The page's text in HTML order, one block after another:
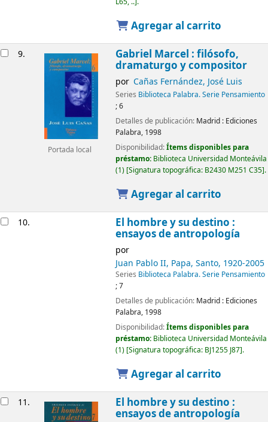
Agregar al carrito
9.
Portada local
Gabriel Marcel : filósofo,
dramaturgo y compositor
por Cañas Fernández, José Luis
Series Biblioteca Palabra. Serie Pensamiento
; 6
Detalles de publicación: Madrid : Ediciones
Palabra, 1998
Disponibilidad:Ítems disponibles para
préstamo: Biblioteca Universidad Monteávila
(1) Signatura topográfica: B2430 M251 C35 .
Agregar al carrito
10. El hombre y su destino :
ensayos de antropología
por
Juan Pablo II, Papa, Santo, 1920-2005
Series Biblioteca Palabra. Serie Pensamiento
; 7
Detalles de publicación: Madrid : Ediciones
Palabra, 1998
Disponibilidad:Ítems disponibles para
préstamo: Biblioteca Universidad Monteávila
(1) Signatura topográfica: BJ1255 J87 .
Agregar al carrito
11. El hombre y su destino :
ensayos de antropología